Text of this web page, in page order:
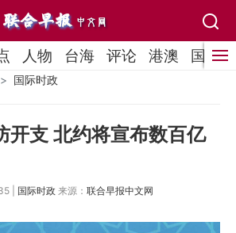
人物 台海 评论 港澳 国际
国际时政
开支 北约将宣布数百亿
| 国际时政 来源： 联合早报中文网